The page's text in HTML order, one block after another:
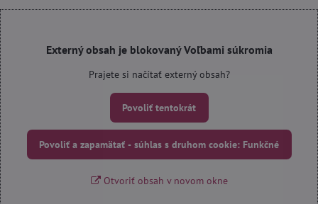
Externý obsah je blokovaný Voľbami súkromia
Prajete si načítať externý obsah?
Povoliť tentokrát
Povoliť a zapamätať - súhlas s druhom cookie: Funkčné
Otvoriť obsah v novom okne